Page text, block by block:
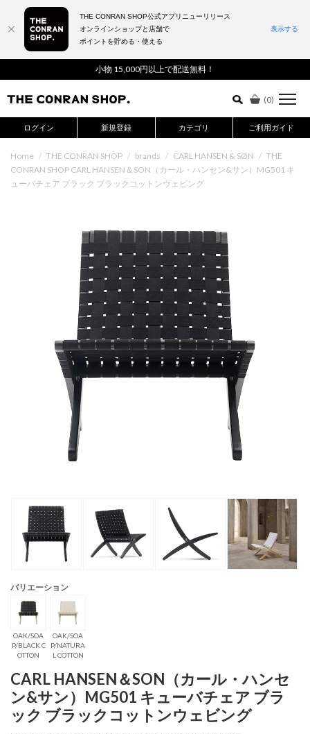
小物 15,000円以上で配送無料！
(0)
ログイン 新規登録 カテゴリ ご利用ガイド
詳細検索はこちら
Home / THE CONRAN SHOP / brands / CARL HANSEN & SØN / THE
CONRAN SHOP CARL HANSEN＆SON（カール・ハンセン&サン）MG501 キ
ューバチェア ブラック ブラックコットンウェビング
バリエーション
OAK/SOA
P/BLACK C
OTTON
OAK/SOA
P/NATURA
L COTTON
CARL HANSEN＆SON（カール・ハンセ
ン&サン）MG501 キューバチェア ブラ
ック ブラックコットンウェビング
THE CONRAN SHOP公式アプリニューリリース
オンラインショップと店舗で
ポイントを貯める・使える
表示する